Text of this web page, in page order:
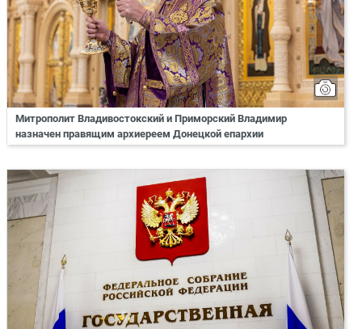
Митрополит Владивостокский и Приморский Владимир
назначен правящим архиереем Донецкой епархии